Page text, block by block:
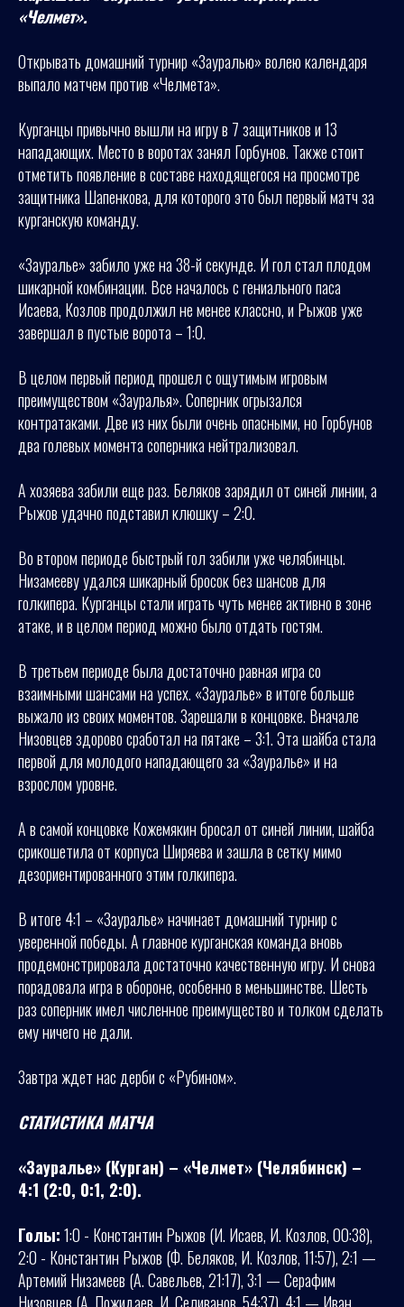
«Челмет».
Открывать домашний турнир «Зауралью» волею календаря
выпало матчем против «Челмета».
Курганцы привычно вышли на игру в 7 защитников и 13
нападающих. Место в воротах занял Горбунов. Также стоит
отметить появление в составе находящегося на просмотре
защитника Шапенкова, для которого это был первый матч за
курганскую команду.
«Зауралье» забило уже на 38-й секунде. И гол стал плодом
шикарной комбинации. Все началось с гениального паса
Исаева, Козлов продолжил не менее классно, и Рыжов уже
завершал в пустые ворота – 1:0.
В целом первый период прошел с ощутимым игровым
преимуществом «Зауралья». Соперник огрызался
контратаками. Две из них были очень опасными, но Горбунов
два голевых момента соперника нейтрализовал.
А хозяева забили еще раз. Беляков зарядил от синей линии, а
Рыжов удачно подставил клюшку – 2:0.
Во втором периоде быстрый гол забили уже челябинцы.
Низамееву удался шикарный бросок без шансов для
голкипера. Курганцы стали играть чуть менее активно в зоне
атаке, и в целом период можно было отдать гостям.
В третьем периоде была достаточно равная игра со
взаимными шансами на успех. «Зауралье» в итоге больше
выжало из своих моментов. Зарешали в концовке. Вначале
Низовцев здорово сработал на пятаке – 3:1. Эта шайба стала
первой для молодого нападающего за «Зауралье» и на
взрослом уровне.
А в самой концовке Кожемякин бросал от синей линии, шайба
срикошетила от корпуса Ширяева и зашла в сетку мимо
дезориентированного этим голкипера.
В итоге 4:1 – «Зауралье» начинает домашний турнир с
уверенной победы. А главное курганская команда вновь
продемонстрировала достаточно качественную игру. И снова
порадовала игра в обороне, особенно в меньшинстве. Шесть
раз соперник имел численное преимущество и толком сделать
ему ничего не дали.
Завтра ждет нас дерби с «Рубином».
СТАТИСТИКА МАТЧА
«Зауралье» (Курган) – «Челмет» (Челябинск) –
4:1 (2:0, 0:1, 2:0).
Голы:1:0 - Константин Рыжов (И. Исаев, И. Козлов, 00:38),
2:0 - Константин Рыжов (Ф. Беляков, И. Козлов, 11:57), 2:1 —
Артемий Низамеев (А. Савельев, 21:17), 3:1 — Серафим